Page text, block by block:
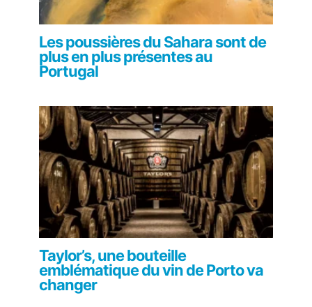
Les poussières du Sahara sont de
plus en plus présentes au
Portugal
Taylor’s, une bouteille
emblématique du vin de Porto va
changer